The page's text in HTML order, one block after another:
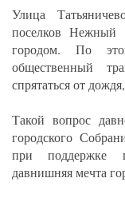
Улица
поселков
городом. По
общественный
спрятаться от
Такой вопрос
городского
при поддержке
давнишняя мечта